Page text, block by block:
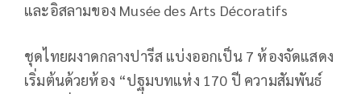
และอิสลามของ Musée des Arts Décoratifs
ชุดไทยผงาดกลางปารีส แบ่งออกเป็น 7 ห้องจัดแสดง
เริ่มต้นด้วยห้อง “ปฐมบทแห่ง 170 ปี ความสัมพันธ์